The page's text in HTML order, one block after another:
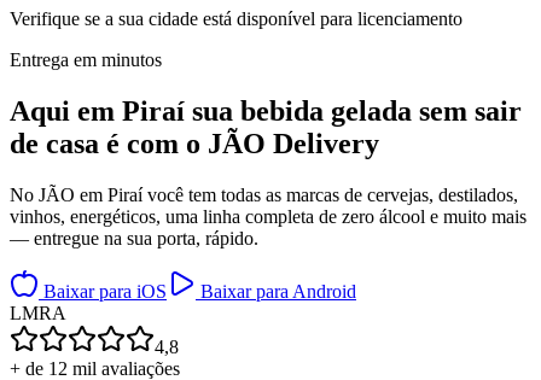
Verifique se a sua cidade está disponível para licenciamento
Entrega em minutos
Aqui em Piraí sua bebida gelada sem sair
de casa é com o JÃO Delivery
No JÃO em Piraí você tem todas as marcas de cervejas, destilados,
vinhos, energéticos, uma linha completa de zero álcool e muito mais
— entregue na sua porta, rápido.
Baixar para iOS
Baixar para Android
LMRA
4,8
+ de 12 mil avaliações